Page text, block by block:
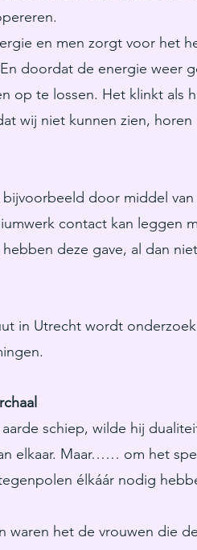
en men zorgt voor het
doordat de energie weer
op te lossen. Het klinkt als
dat wij niet kunnen zien,
door middel
contact kan leggen
deze gave, al dan
in Utrecht wordt
schiep, wilde hij
elkaar. Maar…… om het
élkáár nodig
waren het de vrouwen die